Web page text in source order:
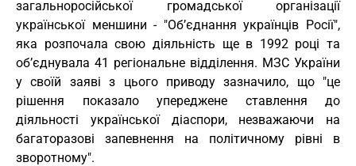
загальноросійської громадської організації
української меншини - "Об’єднання українців Росії",
яка розпочала свою діяльність ще в 1992 році та
об’єднувала 41 регіональне відділення. МЗС України
у своїй заяві з цього приводу зазначило, що "це
рішення показало упереджене ставлення до
діяльності української діаспори, незважаючи на
багаторазові запевнення на політичному рівні в
зворотному".